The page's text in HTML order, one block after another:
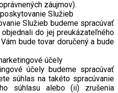
záujmov).
Služieb
Služieb budeme spracúvať
do jej preukázateľného
bude tovar doručený a bude
účely
účely budeme spracúvať
súhlas na takéto spracúvanie
súhlasu alebo (ii) zrušenia